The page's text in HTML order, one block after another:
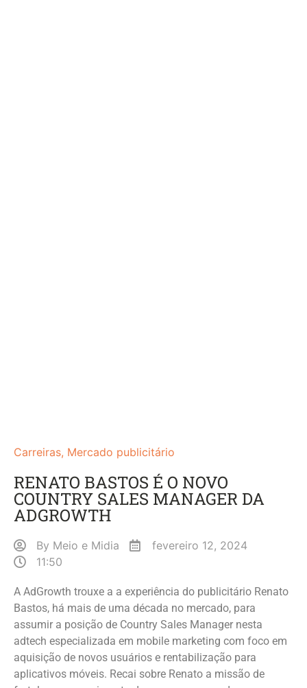
Carreiras, Mercado publicitário
RENATO BASTOS É O NOVO
COUNTRY SALES MANAGER DA
ADGROWTH
By Meio e Midia
fevereiro 12, 2024
11:50
A AdGrowth trouxe a a experiência do publicitário Renato
Bastos, há mais de uma década no mercado, para
assumir a posição de Country Sales Manager nesta
adtech especializada em mobile marketing com foco em
aquisição de novos usuários e rentabilização para
aplicativos móveis. Recai sobre Renato a missão de